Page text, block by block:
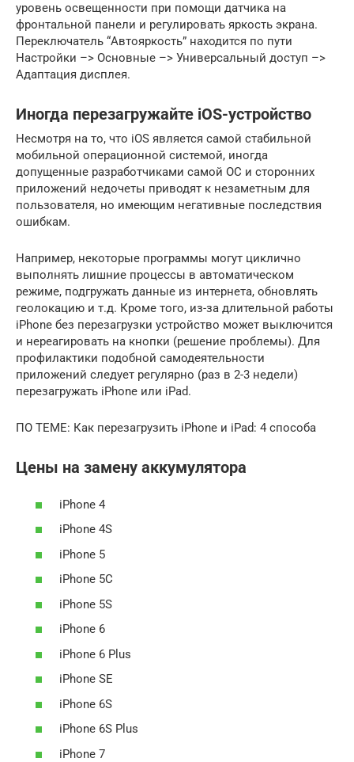
уровень освещенности при помощи датчика на
фронтальной панели и регулировать яркость экрана.
Переключатель “Автояркость” находится по пути
Настройки –> Основные –> Универсальный доступ –>
Адаптация дисплея.
Иногда перезагружайте iOS-устройство
Несмотря на то, что iOS является самой стабильной
мобильной операционной системой, иногда
допущенные разработчиками самой ОС и сторонних
приложений недочеты приводят к незаметным для
пользователя, но имеющим негативные последствия
ошибкам.
Например, некоторые программы могут циклично
выполнять лишние процессы в автоматическом
режиме, подгружать данные из интернета, обновлять
геолокацию и т.д. Кроме того, из-за длительной работы
iPhone без перезагрузки устройство может выключится
и нереагировать на кнопки (решение проблемы). Для
профилактики подобной самодеятельности
приложений следует регулярно (раз в 2-3 недели)
перезагружать iPhone или iPad.
ПО ТЕМЕ: Как перезагрузить iPhone и iPad: 4 способа
Цены на замену аккумулятора
iPhone 4
iPhone 4S
iPhone 5
iPhone 5C
iPhone 5S
iPhone 6
iPhone 6 Plus
iPhone SE
iPhone 6S
iPhone 6S Plus
iPhone 7